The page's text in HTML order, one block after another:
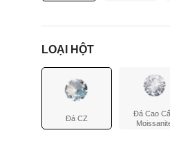
LOẠI HỘT
Đá CZ
Đá Cao